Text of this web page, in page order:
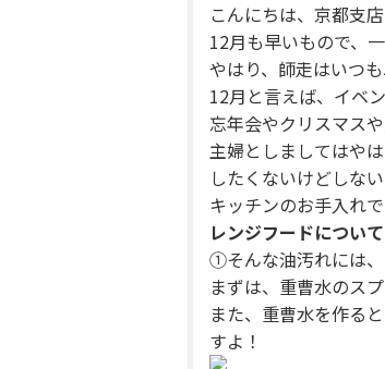
こんにちは、京都支
12月も早いもので、
やはり、師走はいつ
12月と言えば、イベ
忘年会やクリスマス
主婦としましてはや
したくないけどしな
キッチンのお手入れ
レンジフードについ
①そんな油汚れには、
まずは、重曹水のス
また、重曹水を作る
すよ！